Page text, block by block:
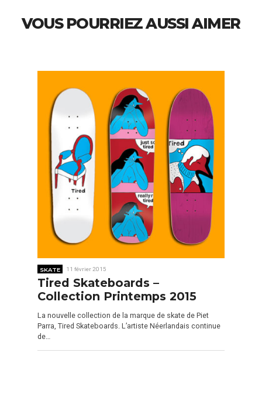
VOUS POURRIEZ AUSSI AIMER
SKATE 11 février 2015
Tired Skateboards –
Collection Printemps 2015
La nouvelle collection de la marque de skate de Piet
Parra, Tired Skateboards. L’artiste Néerlandais continue
de…